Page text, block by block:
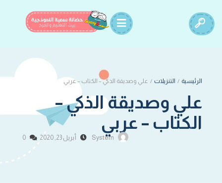
الرئيسية / التنزيلات / علي وصديقة الذكي – الكتاب – عربي
علي وصديقة الذكي –
الكتاب – عربي
System أبريل 23, 2020 0